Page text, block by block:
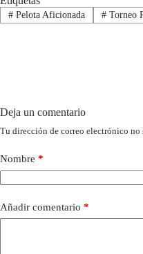
#Pelota Aficionada #Torneo
Deja un comentario
Tu dirección de correo electrónico no
Nombre *
Añadir comentario *